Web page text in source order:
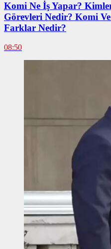
Komi Ne İş Yapar?
Görevleri Nedir? Komi
Farklar Nedir?
08:50